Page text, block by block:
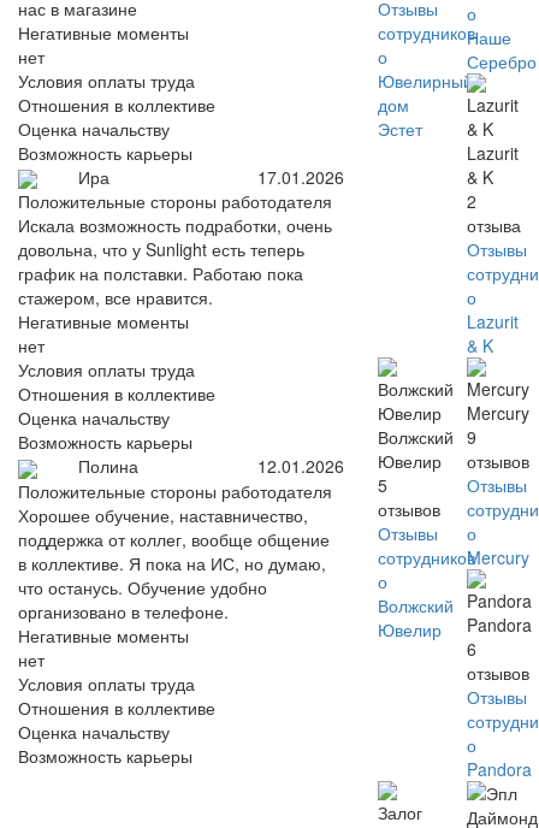
нас в магазине
Негативные моменты
нет
Условия оплаты труда
Отношения в коллективе
Оценка начальству
Возможность карьеры
Ира
17.01.2026
Положительные стороны работодателя
Искала возможность подработки, очень
довольна, что у Sunlight есть теперь
график на полставки. Работаю пока
стажером, все нравится.
Негативные моменты
нет
Условия оплаты труда
Отношения в коллективе
Оценка начальству
Возможность карьеры
Полина
12.01.2026
Положительные стороны работодателя
Хорошее обучение, наставничество,
поддержка от коллег, вообще общение
в коллективе. Я пока на ИС, но думаю,
что останусь. Обучение удобно
организовано в телефоне.
Негативные моменты
нет
Условия оплаты труда
Отношения в коллективе
Оценка начальству
Возможность карьеры
Отзывы
сотрудников
о
Ювелирный
дом
Эстет
о
Наше
Серебро
Lazurit
& K
2
отзыва
Отзывы
о
Lazurit
& K
Волжский
Ювелир
5
отзывов
Отзывы
сотрудников
о
Волжский
Ювелир
Mercury
9
отзывов
Отзывы
о
Mercury
Pandora
6
отзывов
Отзывы
о
Pandora